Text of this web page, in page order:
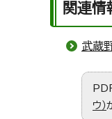
関連情
武蔵
ウ）